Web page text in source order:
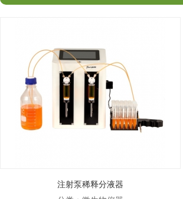
最新上架： 小型自动移液分装仪
注射泵稀释分液器